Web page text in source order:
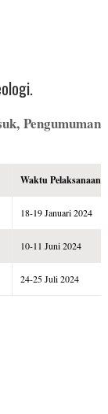
Pengumuman
Waktu Pelaksanaan
18-19 Januari 2024
10-11 Juni 2024
24-25 Juli 2024